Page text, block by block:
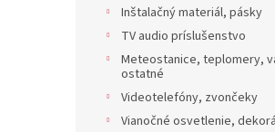
Inštalačný materiál, pásky
TV audio príslušenstvo
Meteostanice, teplomery,
ostatné
Videotelefóny, zvončeky
Vianočné osvetlenie,